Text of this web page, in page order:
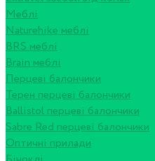
Меблі
Naturehike меблі
BRS меблі
Brain меблі
Перцеві балончики
Терен перцеві балончики
Ballistol перцеві балончики
Sabre Red перцеві балончики
Оптичні прилади